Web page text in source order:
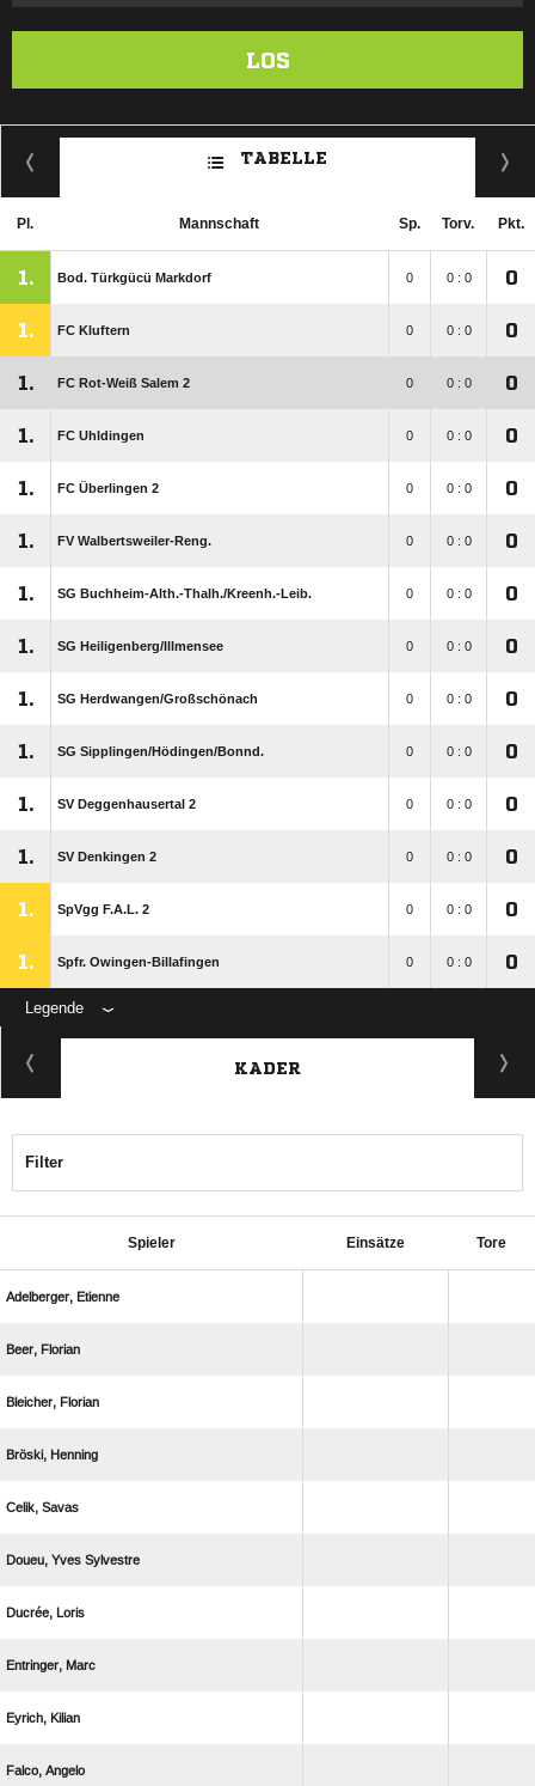
LOS
TABELLE
Pl. Mannschaft Sp. Torv. Pkt.
1. Bod. Türkgücü Markdorf 0 0 : 0 0
1. FC Kluftern 0 0 : 0 0
1. FC Rot-Weiß Salem 2 0 0 : 0 0
1. FC Uhldingen 0 0 : 0 0
1. FC Überlingen 2 0 0 : 0 0
1. FV Walbertsweiler-Reng. 0 0 : 0 0
1. SG Buchheim-Alth.-Thalh./​Kreenh.-Leib. 0 0 : 0 0
1. SG Heiligenberg/​Illmensee 0 0 : 0 0
1. SG Herdwangen/​Großschönach 0 0 : 0 0
1. SG Sipplingen/​Hödingen/​Bonnd. 0 0 : 0 0
1. SV Deggenhausertal 2 0 0 : 0 0
1. SV Denkingen 2 0 0 : 0 0
1. SpVgg F.A.L. 2 0 0 : 0 0
1. Spfr. Owingen-Billafingen 0 0 : 0 0
Legende
KADER
Filter
Spieler Einsätze Tore
 
 
 
 
 
  
 
 
 
 